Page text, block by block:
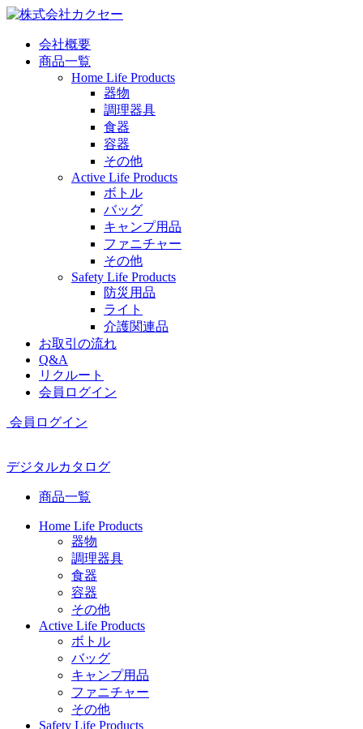
会社概要
商品一覧
Home Life Products
器物
調理器具
食器
容器
その他
Active Life Products
ボトル
バッグ
キャンプ用品
ファニチャー
その他
Safety Life Products
防災用品
ライト
介護関連品
お取引の流れ
Q&A
リクルート
会員ログイン
会員ログイン
デジタルカタログ
商品一覧
Home Life Products
器物
調理器具
食器
容器
その他
Active Life Products
ボトル
バッグ
キャンプ用品
ファニチャー
その他
Safety Life Products